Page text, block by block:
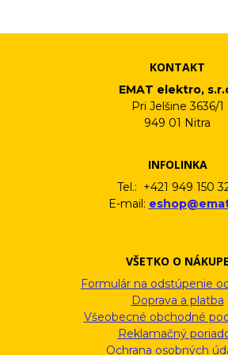
KONTAKT
EMAT elektro,
Pri Jelšine 3636/1
949 01 Nitra
INFOLINKA
Tel.: +421 949 150
E-mail:
VŠETKO O NÁKUPE
Formulár na odstúpenie
Doprava a platba
Všeobecné obchodné
Reklamačný
Ochrana osobných